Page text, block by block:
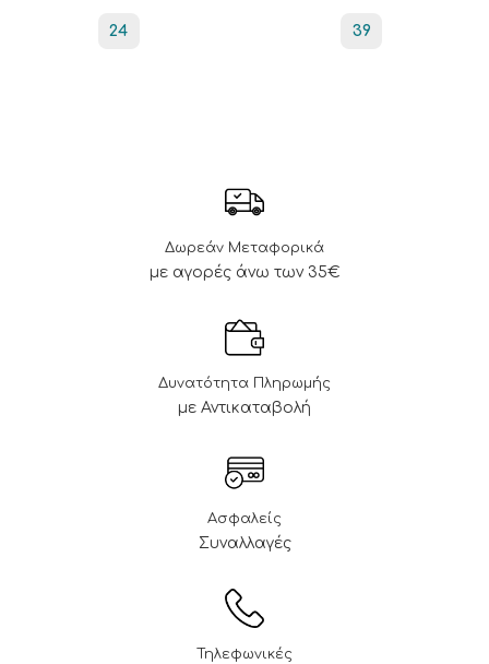
24 39
Δωρεάν Μεταφορικά
με αγορές άνω των 35€
Δυνατότητα Πληρωμής
με Αντικαταβολή
Ασφαλείς
Συναλλαγές
Τηλεφωνικές